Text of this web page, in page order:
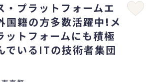
・プラットフォームエ
国籍の方多数活躍中!メ
ットフォームにも積極
でいるITの技術者集団